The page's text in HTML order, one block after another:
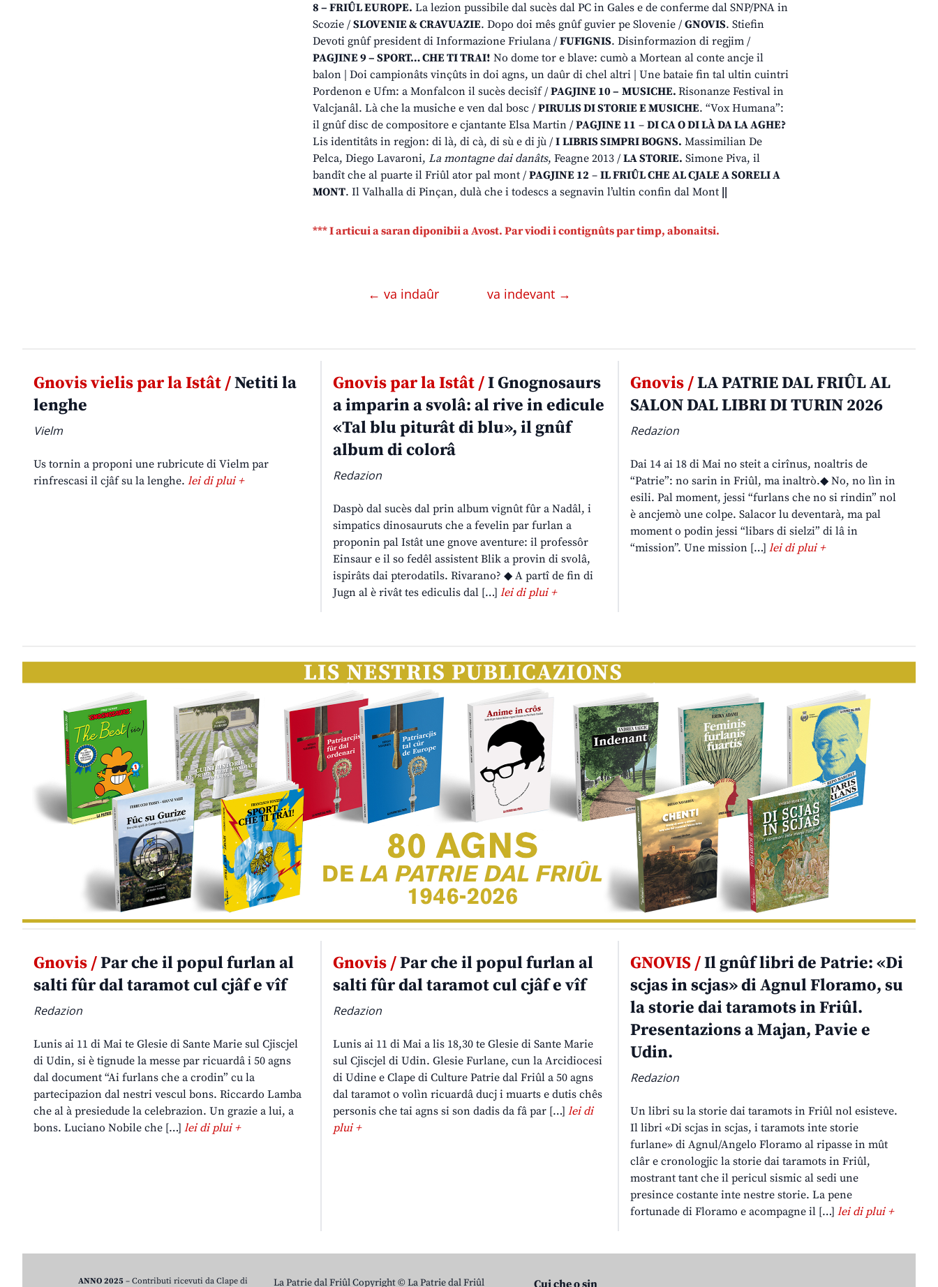
8 – FRIÛL EUROPE. La lezion pussibile dal sucès dal PC in Gales e de conferme dal SNP/PNA in
Scozie / SLOVENIE & CRAVUAZIE. Dopo doi mês gnûf guvier pe Slovenie / GNOVIS. Stiefin
Devoti gnûf president di Informazione Friulana / FUFIGNIS. Disinformazion di regjim /
PAGJINE 9 – SPORT… CHE TI TRAI! No dome tor e blave: cumò a Mortean al conte ancje il
balon | Doi campionâts vinçûts in doi agns, un daûr di chel altri | Une bataie fin tal ultin cuintri
Pordenon e Ufm: a Monfalcon il sucès decisîf / PAGJINE 10 – MUSICHE. Risonanze Festival in
Valcjanâl. Là che la musiche e ven dal bosc / PIRULIS DI STORIE E MUSICHE. “Vox Humana”:
il gnûf disc de compositore e cjantante Elsa Martin / PAGJINE 11 – DI CA O DI LÀ DA LA AGHE?
Lis identitâts in regjon: di là, di cà, di sù e di jù / I LIBRIS SIMPRI BOGNS. Massimilian De
Pelca, Diego Lavaroni, La montagne dai danâts, Feagne 2013 / LA STORIE. Simone Piva, il
bandît che al puarte il Friûl ator pal mont / PAGJINE 12 – IL FRIÛL CHE AL CJALE A SORELI A
MONT. Il Valhalla di Pinçan, dulà che i todescs a segnavin l’ultin confin dal Mont
*** I articui a saran diponibii a Avost. Par viodi i contignûts par timp, abonaitsi.
← va indaûr va indevant →
Gnovis vielis par la Istât /Netiti la
lenghe
Vielm
Us tornin a proponi une rubricute di Vielm par
rinfrescasi il cjâf su la lenghe. lei di plui +
Gnovis par la Istât /I Gnognosaurs
a imparin a svolâ: al rive in edicule
«Tal blu piturât di blu», il gnûf
album di colorâ
Redazion
Daspò dal sucès dal prin album vignût fûr a Nadâl, i
simpatics dinosauruts che a fevelin par furlan a
proponin pal Istât une gnove aventure: il professôr
Einsaur e il so fedêl assistent Blik a provin di svolâ,
ispirâts dai pterodatils. Rivarano? ◆ A partî de fin di
Jugn al è rivât tes ediculis dal […] lei di plui +
Gnovis /LA PATRIE DAL FRIÛL AL
SALON DAL LIBRI DI TURIN 2026
Redazion
Dai 14 ai 18 di Mai no steit a cirînus, noaltris de
“Patrie”: no sarin in Friûl, ma inaltrò.◆ No, no lìn in
esili. Pal moment, jessi “furlans che no si rindin” nol
è ancjemò une colpe. Salacor lu deventarà, ma pal
moment o podin jessi “libars di sielzi” di lâ in
“mission”. Une mission […]lei di plui +
Gnovis /Par che il popul furlan al
salti fûr dal taramot cul cjâf e vîf
Redazion
Lunis ai 11 di Mai te Glesie di Sante Marie sul Cjiscjel
di Udin, si è tignude la messe par ricuardâ i 50 agns
dal document “Ai furlans che a crodin” cu la
partecipazion dal nestri vescul bons. Riccardo Lamba
che al à presiedude la celebrazion. Un grazie a lui, a
bons. Luciano Nobile che […] lei di plui +
Gnovis /Par che il popul furlan al
salti fûr dal taramot cul cjâf e vîf
Redazion
Lunis ai 11 di Mai a lis 18,30 te Glesie di Sante Marie
sul Cjiscjel di Udin. Glesie Furlane, cun la Arcidiocesi
di Udine e Clape di Culture Patrie dal Friûl a 50 agns
dal taramot o volìn ricuardâ ducj i muarts e dutis chês
personis che tai agns si son dadis da fâ par […] lei di
plui +
GNOVIS /Il gnûf libri de Patrie: «Di
scjas in scjas» di Agnul Floramo, su
la storie dai taramots in Friûl.
Presentazions a Majan, Pavie e
Udin.
Redazion
Un libri su la storie dai taramots in Friûl nol esisteve.
Il libri «Di scjas in scjas, i taramots inte storie
furlane» di Agnul/Angelo Floramo al ripasse in mût
clâr e cronologjic la storie dai taramots in Friûl,
mostrant tant che il pericul sismic al sedi une
presince costante inte nestre storie. La pene
fortunade di Floramo e acompagne il […]lei di plui +
La Patrie dal Friûl Copyright © La Patrie dal Friûl Cui che o sin
ANNO 2025 – Contributi ricevuti da Clape di